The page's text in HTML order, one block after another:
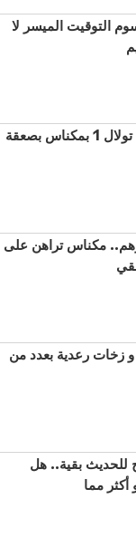
التوقيت الميسر لا
وفاة موظف بالسجن المحلي تولال 1 بمكناس بصعقة
211 مليون درهم.. مكناس تراهن على
زخات رعدية بعدد من
للحديث بقية.. هل
أكثر مما